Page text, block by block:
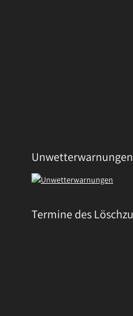
Unwetterwarnungen
Termine des